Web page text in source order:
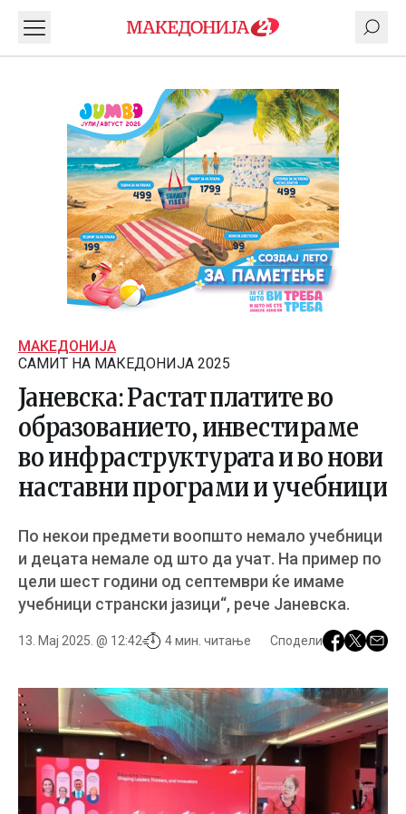
МАКЕДОНИЈА
САМИТ НА МАКЕДОНИЈА 2025
Јаневска: Растат платите во
образованието, инвестираме
во инфраструктурата и во нови
наставни програми и учебници
По некои предмети воопшто немало учебници
и децата немале од што да учат. На пример по
цели шест години од септември ќе имаме
учебници странски јазици“, рече Јаневска.
13. Мај 2025. @ 12:42 4 мин. читање Сподели